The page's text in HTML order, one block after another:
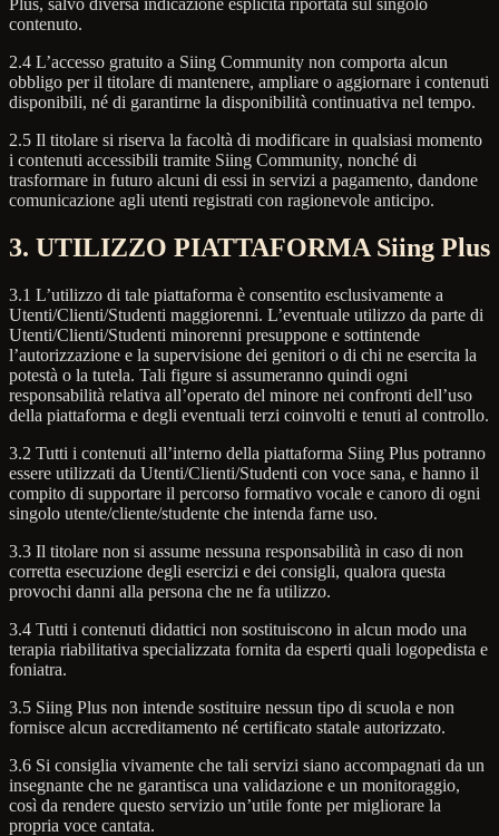
contenuto.
2.4 L’accesso gratuito a Siing Community non comporta alcun
obbligo per il titolare di mantenere, ampliare o aggiornare i contenuti
disponibili, né di garantirne la disponibilità continuativa nel tempo.
2.5 Il titolare si riserva la facoltà di modificare in qualsiasi momento
i contenuti accessibili tramite Siing Community, nonché di
trasformare in futuro alcuni di essi in servizi a pagamento, dandone
comunicazione agli utenti registrati con ragionevole anticipo.
3. UTILIZZO PIATTAFORMA Siing Plus
3.1 L’utilizzo di tale piattaforma è consentito esclusivamente a
Utenti/Clienti/Studenti maggiorenni. L’eventuale utilizzo da parte di
Utenti/Clienti/Studenti minorenni presuppone e sottintende
l’autorizzazione e la supervisione dei genitori o di chi ne esercita la
potestà o la tutela. Tali figure si assumeranno quindi ogni
responsabilità relativa all’operato del minore nei confronti dell’uso
della piattaforma e degli eventuali terzi coinvolti e tenuti al controllo.
3.2 Tutti i contenuti all’interno della piattaforma Siing Plus potranno
essere utilizzati da Utenti/Clienti/Studenti con voce sana, e hanno il
compito di supportare il percorso formativo vocale e canoro di ogni
singolo utente/cliente/studente che intenda farne uso.
3.3 Il titolare non si assume nessuna responsabilità in caso di non
corretta esecuzione degli esercizi e dei consigli, qualora questa
provochi danni alla persona che ne fa utilizzo.
3.4 Tutti i contenuti didattici non sostituiscono in alcun modo una
terapia riabilitativa specializzata fornita da esperti quali logopedista e
foniatra.
3.5 Siing Plus non intende sostituire nessun tipo di scuola e non
fornisce alcun accreditamento né certificato statale autorizzato.
3.6 Si consiglia vivamente che tali servizi siano accompagnati da un
insegnante che ne garantisca una validazione e un monitoraggio,
così da rendere questo servizio un’utile fonte per migliorare la
propria voce cantata.